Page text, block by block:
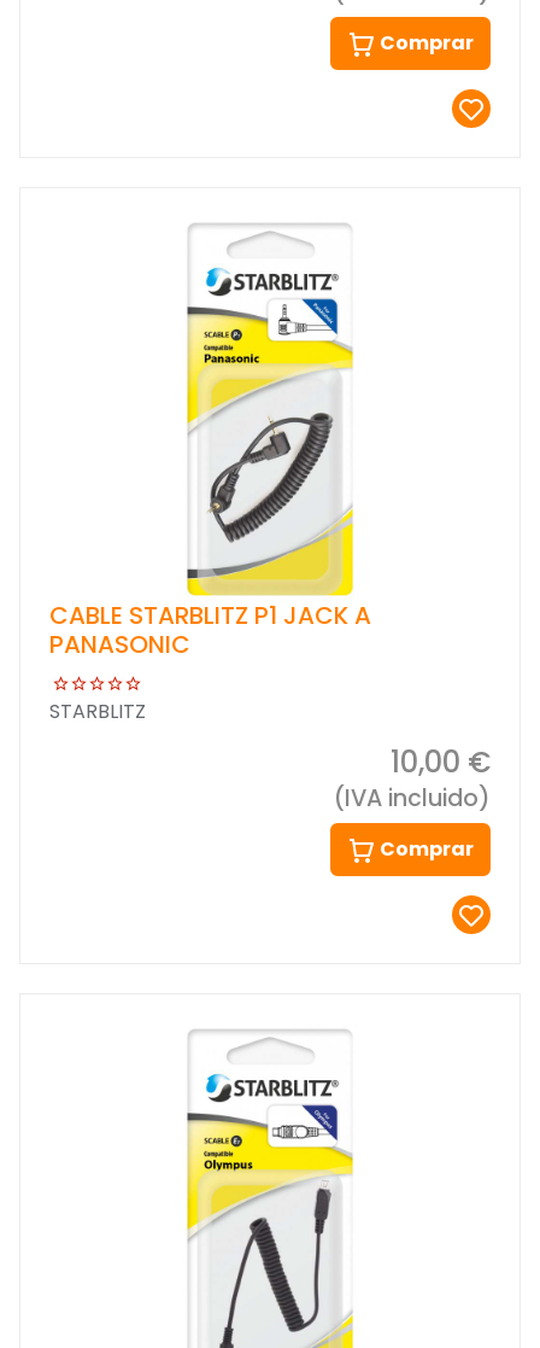
Comprar
CABLE STARBLITZ P1 JACK A
PANASONIC
STARBLITZ
10,00 €
(IVA incluido)
Comprar